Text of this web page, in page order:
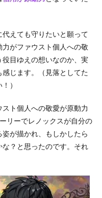
えても守りたいと願って
がファウスト個人への敬
目ゆえの想いなのか、実
じます。（見落としてた
）
ト個人への敬愛が原動力
リーでレノックスが自分の
が描かれ、もしかしたら
？と思ったのです。それ